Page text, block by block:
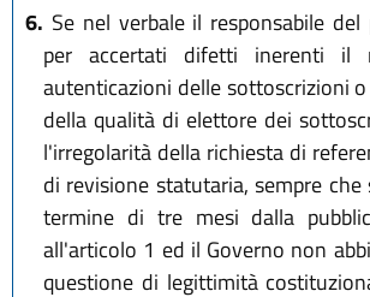
6. Se nel verbale il responsabile del
per accertati difetti inerenti il
autenticazioni delle sottoscrizioni
della qualità di elettore dei
l'irregolarità della richiesta di
di revisione statutaria, sempre che
termine di tre mesi dalla
all'articolo 1 ed il Governo non
questione di legittimità